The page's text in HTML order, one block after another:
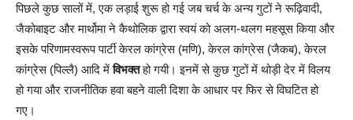
पिछले कुछ सालों में, एक लड़ाई शुरू हो गई जब चर्च के अन्य गुटों ने रूढ़िवादी,
जैकोबाइट और मार्थोमा ने कैथोलिक द्वारा स्वयं को अलग-थलग महसूस किया और
इसके परिणामस्वरूप पार्टी केरल कांग्रेस (मणि), केरल कांग्रेस (जैकब), केरल
कांग्रेस (पिल्लै) आदि मेंविभक्तहो गयी। इनमें से कुछ गुटों में थोड़ी देर में विलय
हो गया और राजनीतिक हवा बहने वाली दिशा के आधार पर फिर से विघटित हो
गए।